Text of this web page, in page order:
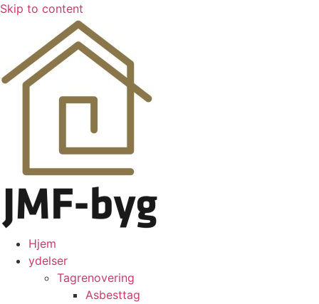
Skip to content
Hjem
ydelser
Tagrenovering
Asbesttag